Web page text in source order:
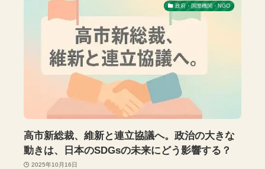
政府・国際機関・NGO
高市新総裁、維新と連立協議へ。政治の大きな
動きは、日本のSDGsの未来にどう影響する？
2025年10月16日